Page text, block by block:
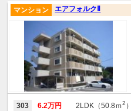
エアフォルクⅡ
マンション
303 6.2万円 2LDK（50.8ｍ2 ）